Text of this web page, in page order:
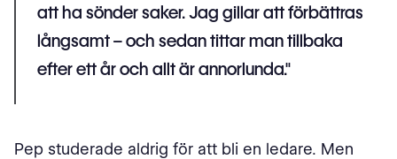
att ha sönder saker. Jag gillar att förbättras
långsamt – och sedan tittar man tillbaka
efter ett år och allt är annorlunda."
Pep studerade aldrig för att bli en ledare. Men